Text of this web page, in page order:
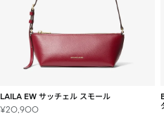
LAILA EW サッチェル スモール
セ
¥20,900